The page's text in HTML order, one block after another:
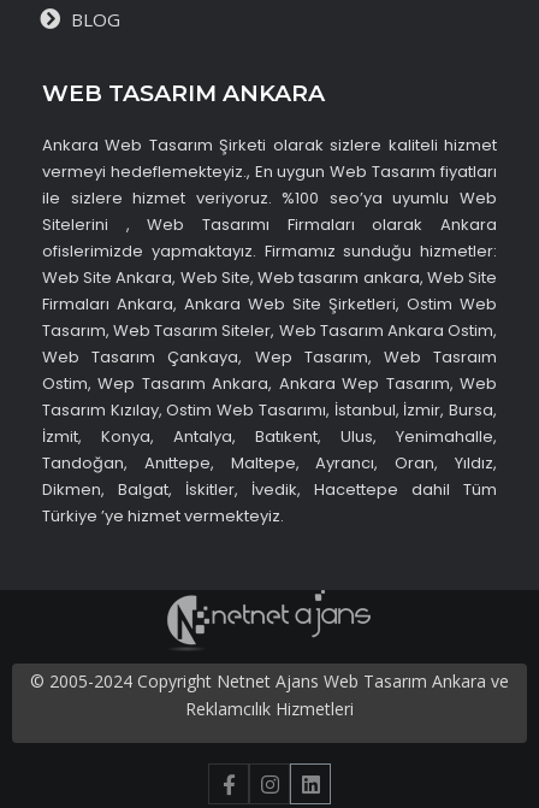
BLOG
WEB TASARIM ANKARA
Ankara Web Tasarım Şirketi olarak sizlere kaliteli hizmet
vermeyi hedeflemekteyiz., En uygun Web Tasarım fiyatları
ile sizlere hizmet veriyoruz. %100 seo’ya uyumlu Web
Sitelerini , Web Tasarımı Firmaları olarak Ankara
ofislerimizde yapmaktayız. Firmamız sunduğu hizmetler:
Web Site Ankara, Web Site, Web tasarım ankara, Web Site
Firmaları Ankara, Ankara Web Site Şirketleri, Ostim Web
Tasarım, Web Tasarım Siteler, Web Tasarım Ankara Ostim,
Web Tasarım Çankaya, Wep Tasarım, Web Tasraım
Ostim, Wep Tasarım Ankara, Ankara Wep Tasarım, Web
Tasarım Kızılay, Ostim Web Tasarımı, İstanbul, İzmir, Bursa,
İzmit, Konya, Antalya, Batıkent, Ulus, Yenimahalle,
Tandoğan, Anıttepe, Maltepe, Ayrancı, Oran, Yıldız,
Dikmen, Balgat, İskitler, İvedik, Hacettepe dahil Tüm
Türkiye ’ye hizmet vermekteyiz.
© 2005-2024 Copyright Netnet Ajans Web Tasarım Ankara ve
Reklamcılık Hizmetleri